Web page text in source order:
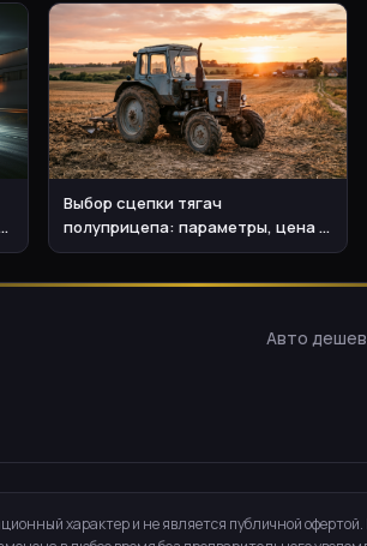
Выбор сцепки тягач
полуприцепа: параметры, цена и
эксплуатация
Авто
характер и не является публичной